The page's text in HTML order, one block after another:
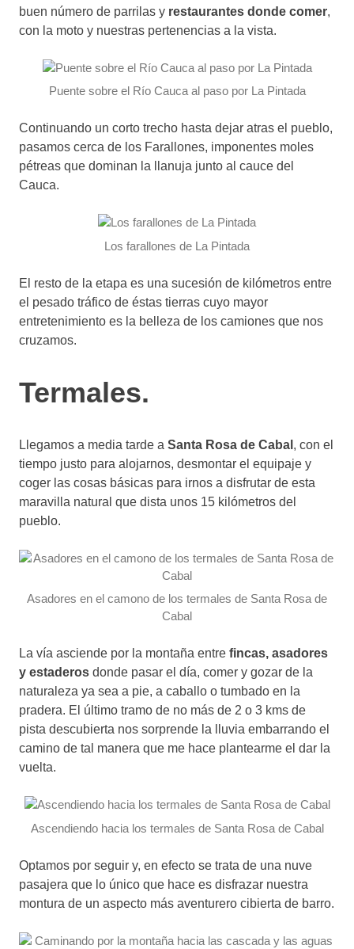
buen número de parrilas y restaurantes donde comer,
con la moto y nuestras pertenencias a la vista.
Puente sobre el Río Cauca al paso por La Pintada
Continuando un corto trecho hasta dejar atras el pueblo,
pasamos cerca de los Farallones, imponentes moles
pétreas que dominan la llanuja junto al cauce del
Cauca.
Los farallones de La Pintada
El resto de la etapa es una sucesión de kilómetros entre
el pesado tráfico de éstas tierras cuyo mayor
entretenimiento es la belleza de los camiones que nos
cruzamos.
Termales.
Llegamos a media tarde a Santa Rosa de Cabal , con el
tiempo justo para alojarnos, desmontar el equipaje y
coger las cosas básicas para irnos a disfrutar de esta
maravilla natural que dista unos 15 kilómetros del
pueblo.
Asadores en el camono de los termales de Santa Rosa de
Cabal
La vía asciende por la montaña entre fincas, asadores
y estaderos donde pasar el día, comer y gozar de la
naturaleza ya sea a pie, a caballo o tumbado en la
pradera. El último tramo de no más de 2 o 3 kms de
pista descubierta nos sorprende la lluvia embarrando el
camino de tal manera que me hace plantearme el dar la
vuelta.
Ascendiendo hacia los termales de Santa Rosa de Cabal
Optamos por seguir y, en efecto se trata de una nuve
pasajera que lo único que hace es disfrazar nuestra
montura de un aspecto más aventurero cibierta de barro.